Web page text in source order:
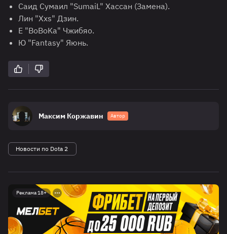
Саид Сумаил "SumaiL" Хассан (Замена).
Лин "Xxs" Дзин.
Е "BoBoKa" Чжибяо.
Ю "Fantasy" Яюнь.
Максим Коржавин Автор
Новости по Dota 2
Реклама 18+